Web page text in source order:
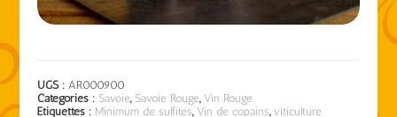
UGS : AR000900
Catégories : Savoie, Savoie Rouge, Vin Rouge
Étiquettes : Minimum de sulfites, Vin de copains, viticulture